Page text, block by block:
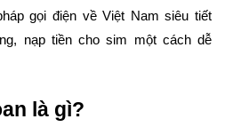
gọi điện về Việt Nam siêu tiết
nạp tiền cho sim một cách dễ
là gì?